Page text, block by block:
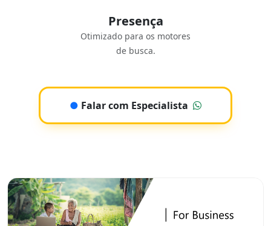
Presença
Otimizado para os motores
de busca.
● Falar com Especialista